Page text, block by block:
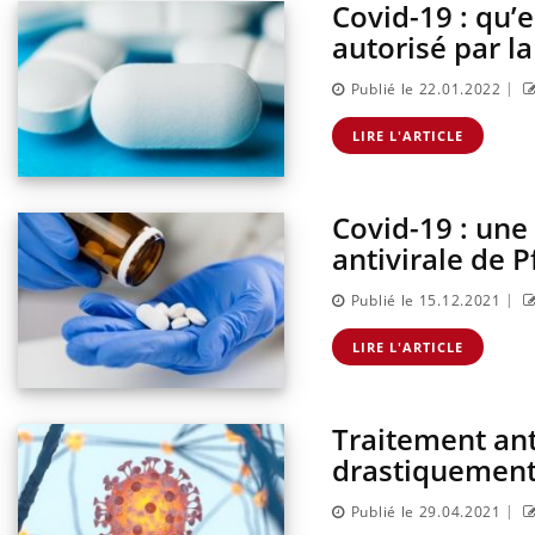
Covid-19 :
autorisé par la
Publié le 22.01.2022 |
LIRE L'ARTICLE
Covid-19 :
antivirale de
Publié le 15.12.2021 |
LIRE L'ARTICLE
Traitement
Publié le 29.04.2021 |
t-elle de
?
comprimé
se profile-t-
Fortes chaleurs : pourquoi
le risque de noyade
grimpe-t-il ?
Le Viagra pourrait-il freiner
la propagation du cancer ?